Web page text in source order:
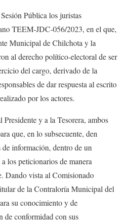
Pública los juristas
TEEM-JDC-056/2023, en el que,
Municipal de Chilchota y la
al derecho político-electoral de ser
del cargo, derivado de la
de dar respuesta al escrito
por los actores.
y a la Tesorera, ambos
que, en lo subsecuente, den
información, dentro de un
los peticionarios de manera
Dando vista al Comisionado
de la Contraloría Municipal del
su conocimiento y de
de conformidad con sus